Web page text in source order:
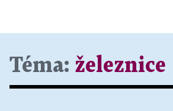
Téma: železnice